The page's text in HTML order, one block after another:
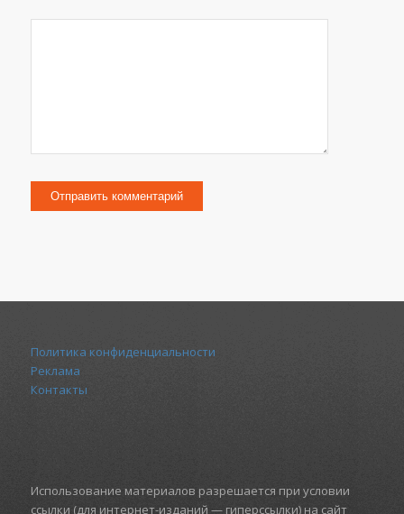
Политика конфиденциальности
Реклама
Контакты
Использование материалов разрешается при условии
ссылки (для интернет-изданий — гиперссылки) на сайт